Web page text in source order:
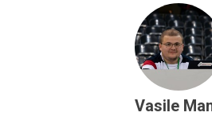
Vasile